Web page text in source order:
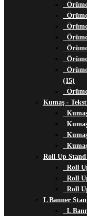
(15)
Kumaş -
Roll Up Stand
Roll
Roll
Roll
L Banner
L